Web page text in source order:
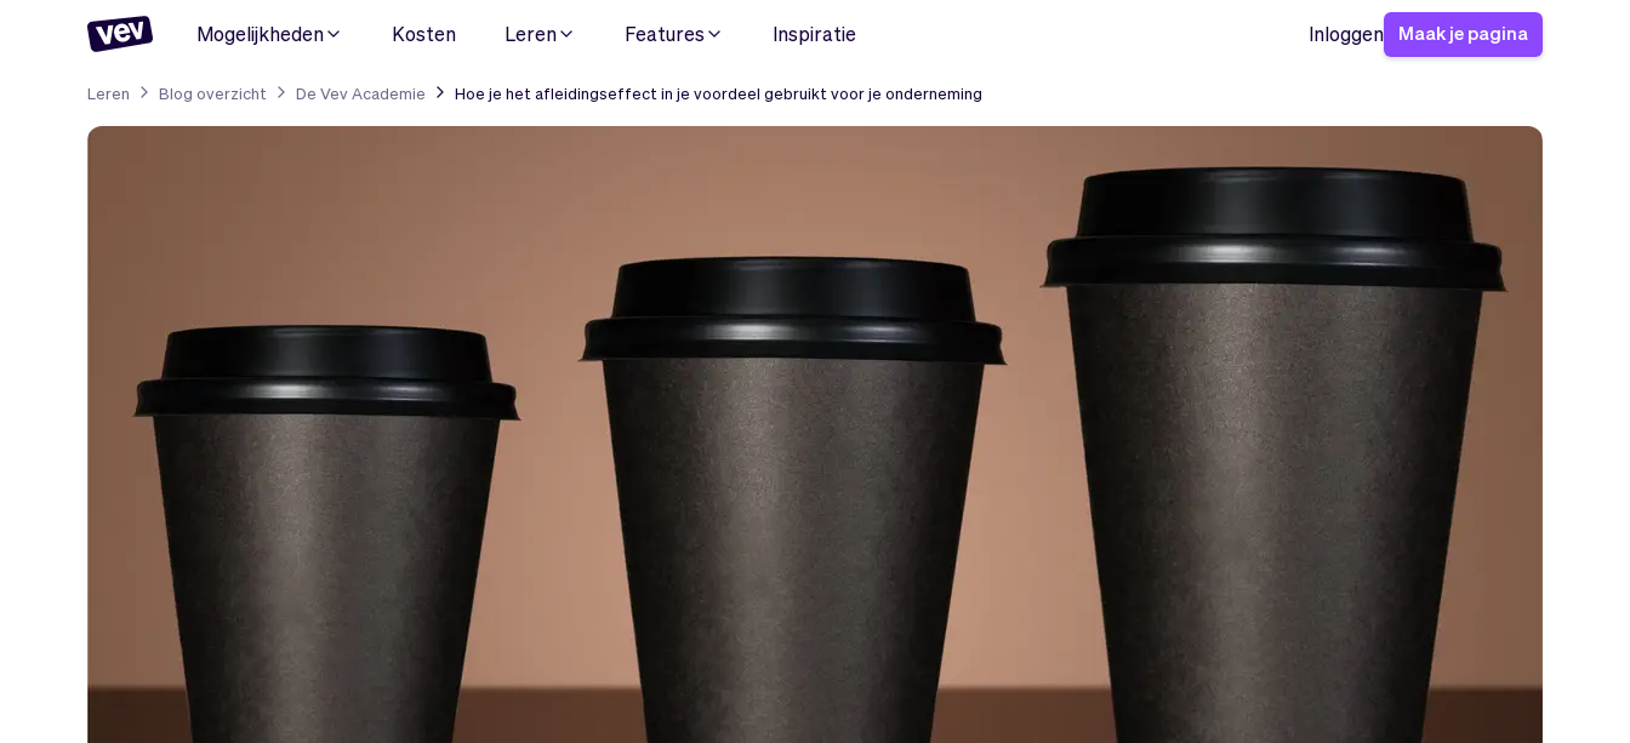
Mogelijkheden Kosten Leren Features Inspiratie Inloggen Maak je pagina
Leren Blog overzicht De Vev Academie Hoe je het afleidingseffect in je voordeel gebruikt voor je onderneming